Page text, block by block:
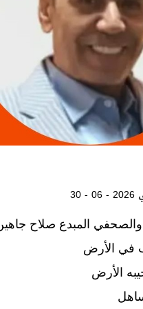
30 - 06 - 2026
المبدع صلاح
في الأرض
الأرض